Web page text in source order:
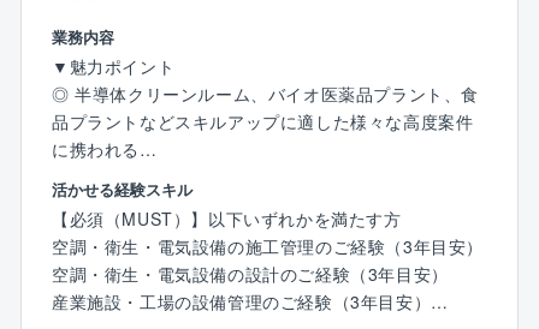
社で一貫して実施しております。
◆PPP事業への取り組み／自社ブランド大型商業施設
の展開に力を入れております。
⇒自社ブランドの大型商業施設『Frespo：フレスポ』
『BiVi：ビビ』『BRANCH：ブランチ』を全国で150以
上展開しております。
業務内容
▼魅力ポイント
◎ 半導体クリーンルーム、バイオ医薬品プラント、食
品プラントなどスキルアップに適した様々な高度案件
に携われる
◎ 元請9割、一気通貫でのエンジニアリングを提供で
きる
◎ 平均残業時間は35時間程度（前年度比−13時間）、
福利厚生（帰宅手当、住宅手当や、資格取得支援）も
充実
活かせる経験スキル
【必須（MUST）】以下いずれかを満たす方
空調・衛生・電気設備の施工管理のご経験（3年目安）
空調・衛生・電気設備の設計のご経験（3年目安）
産業施設・工場の設備管理のご経験（3年目安）